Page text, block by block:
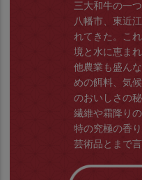
三大和牛の一
八幡市、東近
れてきた。こ
境と水に恵ま
他農業も盛ん
めの餌料、気
のおいしさの
繊維や霜降り
特の究極の香
芸術品とまで